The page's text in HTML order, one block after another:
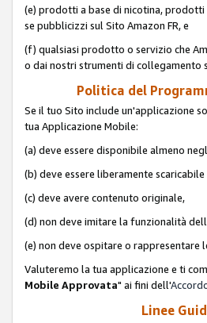
(e) prodotti a base di nicotina,
se pubblicizzi sul Sito Amazon FR, e
(f) qualsiasi prodotto o servizio che
o dai nostri strumenti di collegamento
Politica del
Se il tuo Sito include un'applicazione
tua Applicazione Mobile:
(a) deve essere disponibile almeno
(b) deve essere liberamente
(c) deve avere contenuto originale,
(d) non deve imitare la funzionalità
(e) non deve ospitare o rappresentare
Valuteremo la tua applicazione e ti
Mobile Approvata" ai fini dell'
Linee